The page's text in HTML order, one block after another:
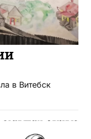
в Витебск